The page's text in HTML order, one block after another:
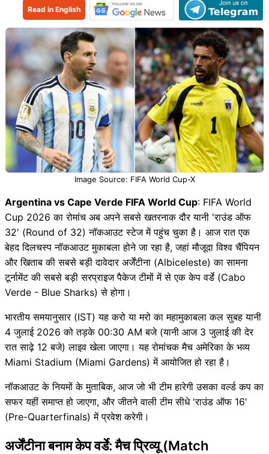
Read in English
Image Source: FIFA World Cup-X
Argentina vs Cape Verde FIFA World Cup: FIFA World
Cup 2026 का रोमांच अब अपने सबसे खतरनाक दौर यानी 'राउंड ऑफ
32' (Round of 32) नॉकआउट स्टेज में पहुंच चुका है। आज रात एक
बेहद दिलचस्प नॉकआउट मुकाबला होने जा रहा है, जहां मौजूदा विश्व चैंपियन
और खिताब की सबसे बड़ी दावेदार अर्जेंटीना (Albiceleste) का सामना
टूर्नामेंट की सबसे बड़ी सरप्राइज पैकेज टीमों में से एक केप वर्डे (Cabo
Verde - Blue Sharks) से होगा।
भारतीय समयानुसार (IST) यह करो या मरो का महामुकाबला कल सुबह यानी
4 जुलाई 2026 को तड़के 00:30 AM बजे (यानी आज 3 जुलाई की देर
रात साढ़े 12 बजे) लाइव खेला जाएगा। यह रोमांचक मैच अमेरिका के भव्य
Miami Stadium (Miami Gardens) में आयोजित हो रहा है।
नॉकआउट के नियमों के मुताबिक, आज जो भी टीम हारेगी उसका वर्ल्ड कप का
सफर यहीं समाप्त हो जाएगा, और जीतने वाली टीम सीधे 'राउंड ऑफ 16'
(Pre-Quarterfinals) में प्रवेश करेगी।
अर्जेंटीना बनाम केप वर्डे: मैच प्रिव्यू (Match